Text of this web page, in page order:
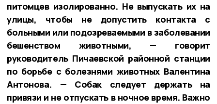
питомцев изолированно. Не выпускать их на
улицы, чтобы не допустить контакта с
больными или подозреваемыми в заболевании
бешенством животными, — говорит
руководитель Пичаевской районной станции
по борьбе с болезнями животных Валентина
Антонова. — Собак следует держать на
привязи и не отпускать в ночное время. Важно